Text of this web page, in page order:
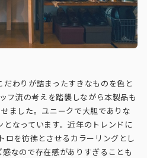
わりが詰まったすきなものを色と
フ流の考えを踏襲しながら本製品も
ました。ユニークで大胆でありな
なっています。近年のトレンドに
ロを彷彿とさせるカラーリングとし
なので存在感がありすぎることも